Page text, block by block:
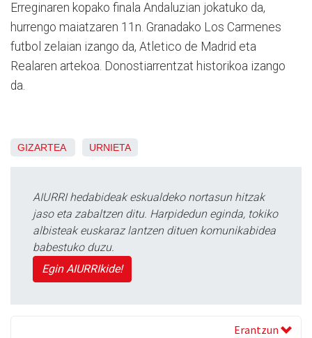
Erreginaren kopako finala Andaluzian jokatuko da,
hurrengo maiatzaren 11n. Granadako Los Carmenes
futbol zelaian izango da, Atletico de Madrid eta
Realaren artekoa. Donostiarrentzat historikoa izango
da.
GIZARTEA URNIETA
AIURRI hedabideak eskualdeko nortasun hitzak
jaso eta zabaltzen ditu. Harpidedun eginda, tokiko
albisteak euskaraz lantzen dituen komunikabidea
babestuko duzu.
Egin AIURRIkide!
Erantzun